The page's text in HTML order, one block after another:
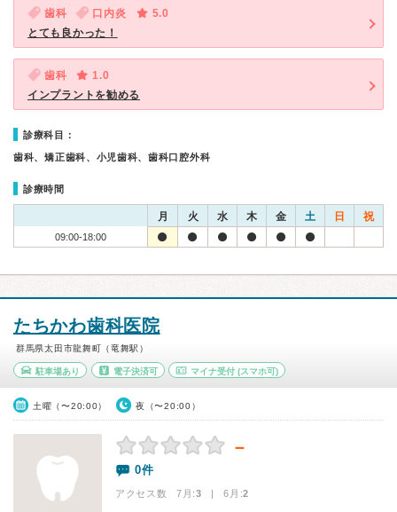
歯科 口内炎
5.0
とても良かった！
歯科
1.0
インプラントを勧める
診療科目：
歯科、矯正歯科、小児歯科、歯科口腔外科
診療時間
月 火 水 木 金 土 日 祝
09:00-18:00
たちかわ歯科医院
群馬県太田市龍舞町（竜舞駅）
駐車場あり 電子決済可 マイナ受付 (スマホ可)
土曜（〜20:00） 夜（〜20:00）
－
0件
アクセス数 7月:3 | 6月:2